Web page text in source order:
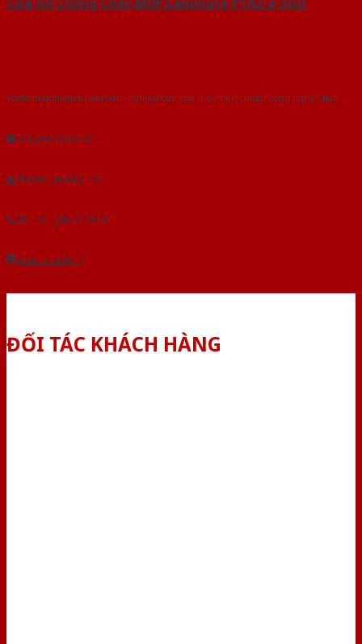
Với kinh nghiệm nhiêu năm nghiên cứu cửa theo tiêu chuẩn công nghệ Châu
Gửi yêu cầu tư vấn
Tải báo giá tổng hợp
Yêu cầu gọi lại (3 phút)
Dành cho đại lý
ĐỐI TÁC KHÁCH HÀNG